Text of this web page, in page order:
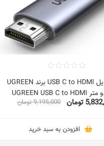
کابل تبدیل USB C to HDMI برند UGREEN
طول دو متر UGREEN USB C to HDMI
Cable 2M,USB 3.1 Type C
Aluminum Shell Converter
تومان 9,195,000 تومان
افزودن به سبد خرید